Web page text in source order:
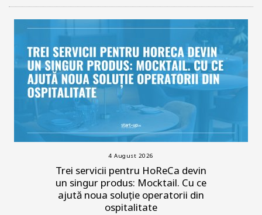
4 August 2026
Trei servicii pentru HoReCa devin
un singur produs: Mocktail. Cu ce
ajută noua soluție operatorii din
ospitalitate